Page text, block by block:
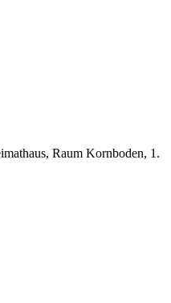
Raum Kornboden, 1.